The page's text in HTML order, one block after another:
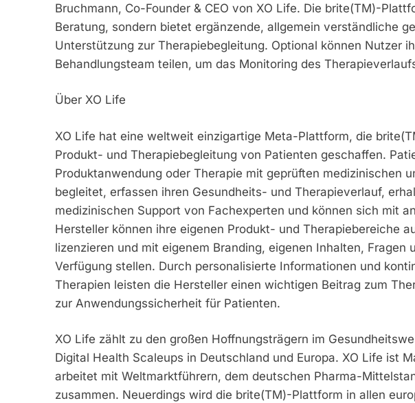
Bruchmann, Co-Founder & CEO von XO Life. Die brite(TM)-
Beratung, sondern bietet ergänzende, allgemein verständliche
Unterstützung zur Therapiebegleitung. Optional können Nutzer
Behandlungsteam teilen, um das Monitoring des
Über XO Life
XO Life hat eine weltweit einzigartige Meta-Plattform, die
Produkt- und Therapiebegleitung von Patienten geschaffen.
Produktanwendung oder Therapie mit geprüften medizinischen
begleitet, erfassen ihren Gesundheits- und Therapieverlauf,
medizinischen Support von Fachexperten und können sich mit
Hersteller können ihre eigenen Produkt- und Therapiebereiche
lizenzieren und mit eigenem Branding, eigenen Inhalten, Fragen
Verfügung stellen. Durch personalisierte Informationen und
Therapien leisten die Hersteller einen wichtigen Beitrag zum
zur Anwendungssicherheit für Patienten.
XO Life zählt zu den großen Hoffnungsträgern im
Digital Health Scaleups in Deutschland und Europa. XO Life ist
arbeitet mit Weltmarktführern, dem deutschen Pharma-
zusammen. Neuerdings wird die brite(TM)-Plattform in allen